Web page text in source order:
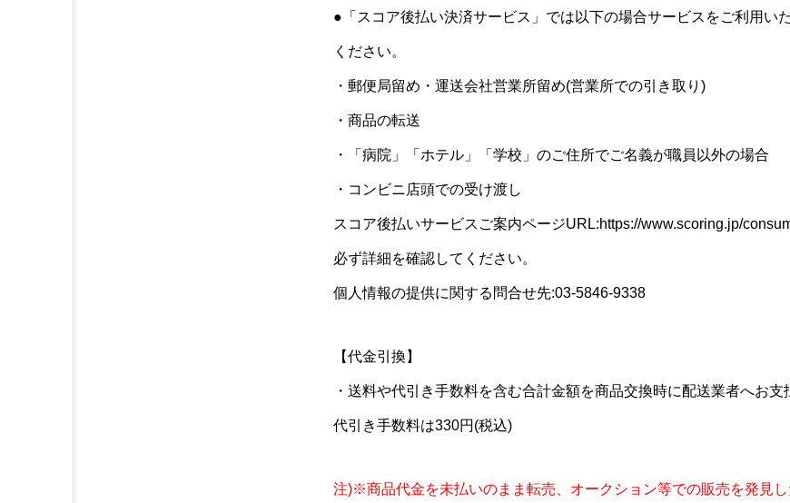
●「スコア後払い決済サービス」では以下の場合サービスをご利用い
ください。
・郵便局留め・運送会社営業所留め(営業所での引き取り)
・商品の転送
・「病院」「ホテル」「学校」のご住所でご名義が職員以外の場合
・コンビニ店頭での受け渡し
スコア後払いサービスご案内ページURL:https://www.scoring.jp/
必ず詳細を確認してください。
個人情報の提供に関する問合せ先:03-5846-9338
【代金引換】
・送料や代引き手数料を含む合計金額を商品交換時に配送業者へお支
代引き手数料は330円(税込)
注)※商品代金を未払いのまま転売、オークション等での販売を発見